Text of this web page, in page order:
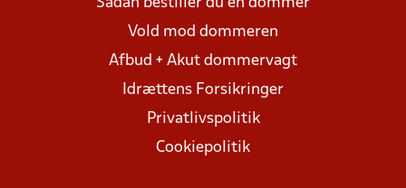
Sådan bestiller du en dommer
Vold mod dommeren
Afbud + Akut dommervagt
Idrættens Forsikringer
Privatlivspolitik
Cookiepolitik